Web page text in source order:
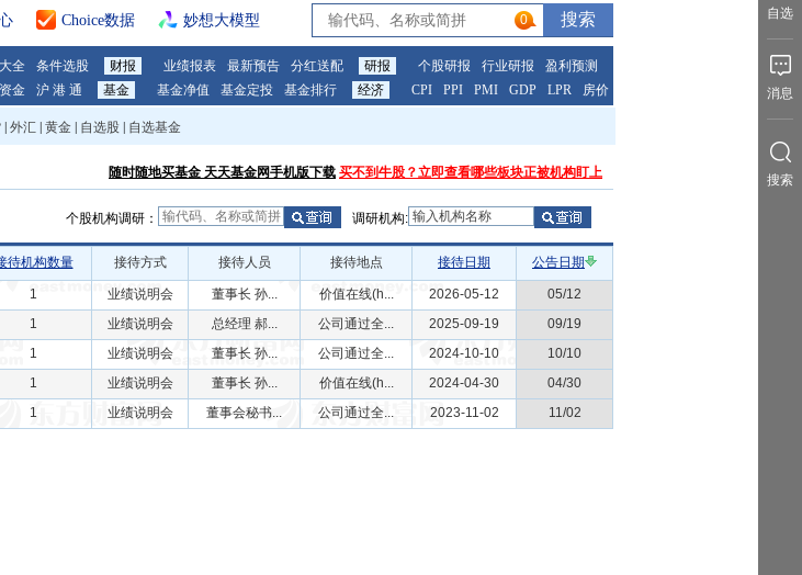
Choice数据 妙想大模型 0
全 条件选股 财报 业绩报表 最新预告 分红送配 研报 个股研报 行业研报
盈利预测
金 沪 港 通 基金 基金净值 基金定投 基金排行 经济 CPI PPI PMI GDP LPR 房价
外汇 黄金 自选股 自选基金
随时随地买基金 天天基金网手机版下载 买不到牛股？立即查看哪些板块正被机构盯上
个股机构调研： 调研机构:
待机构数量 接待方式 接待人员 接待地点 接待日期 公告日期
1 业绩说明会 董事长 孙... 价值在线(h... 2026-05-12
05/12
1 业绩说明会 总经理 郝... 公司通过全... 2025-09-19
09/19
1 业绩说明会 董事长 孙... 公司通过全... 2024-10-10
10/10
1 业绩说明会 董事长 孙... 价值在线(h... 2024-04-30
04/30
1 业绩说明会 董事会秘书... 公司通过全... 2023-11-02 11/02
自选
消息
搜索